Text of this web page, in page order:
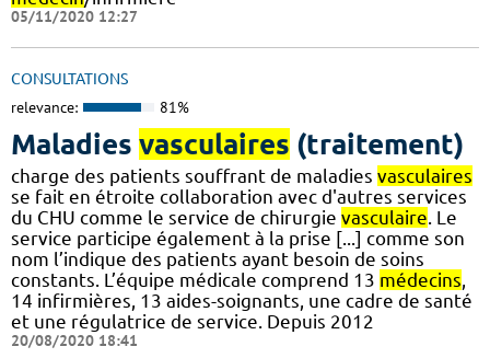
05/11/2020 12:27
CONSULTATIONS
relevance: 81%
Maladies vasculaires (traitement)
charge des patients souffrant de maladies vasculaires
se fait en étroite collaboration avec d'autres services
du CHU comme le service de chirurgie vasculaire . Le
service participe également à la prise [...] comme son
nom l’indique des patients ayant besoin de soins
constants. L’équipe médicale comprend 13 médecins
14 infirmières, 13 aides-soignants, une cadre de santé
et une régulatrice de service. Depuis 2012
20/08/2020 18:41